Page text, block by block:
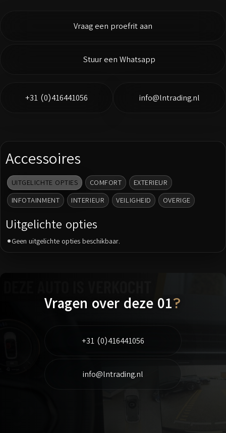
Vraag een proefrit aan
Stuur een Whatsapp
+31 (0)416441056 info@lntrading.nl
Accessoires
UITGELICHTE OPTIES COMFORT
EXTERIEUR
INFOTAINMENT
INTERIEUR VEILIGHEID OVERIGE
Uitgelichte opties
Geen uitgelichte opties beschikbaar.
Vragen over deze 01?
+31 (0)416441056
info@lntrading.nl